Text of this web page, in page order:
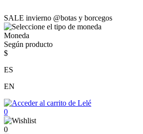
SALE invierno @botas y borcegos
Moneda
Según producto
$
ES
EN
0
0